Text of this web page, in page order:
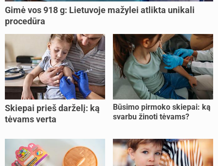
Gimė vos 918 g: Lietuvoje mažylei atlikta unikali
procedūra
Skiepai prieš darželį: ką
tėvams verta
Būsimo pirmoko skiepai: ką
svarbu žinoti tėvams?